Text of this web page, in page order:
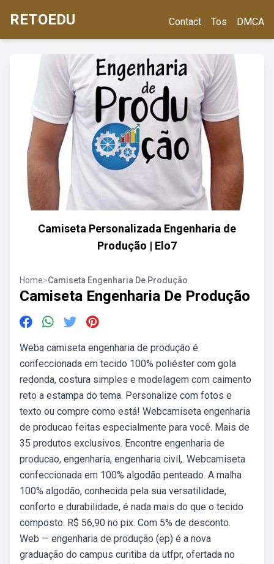
RETOEDU Contact Tos DMCA
Camiseta Personalizada Engenharia de
Produção | Elo7
Home>Camiseta Engenharia De Produção
Camiseta Engenharia De Produção
Weba camiseta engenharia de produção é
confeccionada em tecido 100% poliéster com gola
redonda, costura simples e modelagem com caimento
reto a estampa do tema. Personalize com fotos e
texto ou compre como está! Webcamiseta engenharia
de producao feitas especialmente para você. Mais de
35 produtos exclusivos. Encontre engenharia de
producao, engenharia, engenharia civil,. Webcamiseta
confeccionada em 100% algodão penteado. A malha
100% algodão, conhecida pela sua versatilidade,
conforto e durabilidade, é nada mais do que o tecido
composto. R$ 56,90 no pix. Com 5% de desconto.
Web — engenharia de produção (ep) é a nova
graduação do campus curitiba da utfpr, ofertada no